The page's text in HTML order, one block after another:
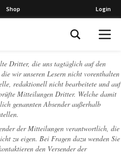
Shop Login
Dritter, die uns tagtäglich auf den
wir unseren Lesern nicht vorenthalten
redaktionell nicht bearbeitete und auf
Mitteilungen Dritter. Welche damit
genannten Absender außerhalb
der Mitteilungen verantwortlich, die
zu eigen. Bei Fragen dazu wenden Sie
den Versender der